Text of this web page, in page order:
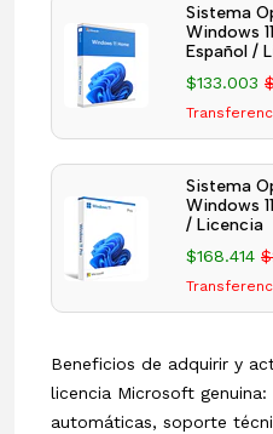
Sistema
Windows
Español /
$133.003
Sistema
Windows
/ Licencia
$168.414
Beneficios de adquirir y
licencia Microsoft genuina:
automáticas, soporte